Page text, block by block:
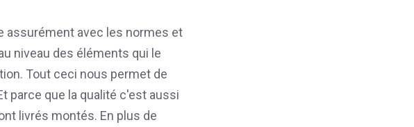
assurément avec les normes et
niveau des éléments qui le
Tout ceci nous permet de
parce que la qualité c'est aussi
livrés montés. En plus de